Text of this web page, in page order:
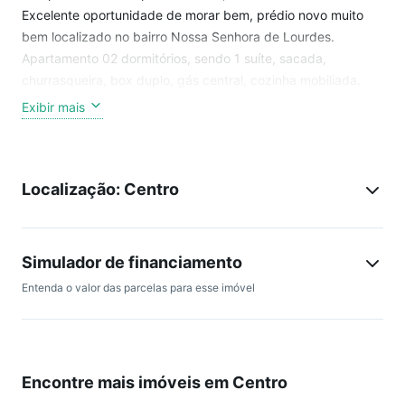
Excelente oportunidade de morar bem, prédio novo muito
bem localizado no bairro Nossa Senhora de Lourdes.
Apartamento 02 dormitórios, sendo 1 suíte, sacada,
Prédio com elevador e salão de festas, perto do Monet Plaza
Agende sua visita e marque uma apresentação ou
Estamos à disposição!
Exibir mais
Localização: Centro
Simulador de financiamento
Entenda o valor das parcelas para esse imóvel
Encontre mais imóveis em Centro